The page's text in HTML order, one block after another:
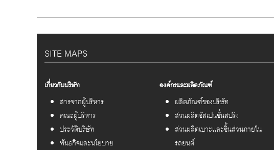
SITE MAPS
เกี่ยวกับบริษัท
สารจากผู้บริหาร
คณะผู้บริหาร
ประวัติบริษัท
พันธกิจและนโยบาย
องค์กรและผลิตภัณฑ์
ผลิตภัณฑ์ของบริษัท
ส่วนผลิตซัสเปนชั่นสปริง
ส่วนผลิตเบาะเเละชิ้นส่วนภายใน
รถยนต์